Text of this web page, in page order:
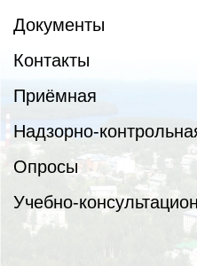
Документы
Контакты
Приёмная
Надзорно-
Опросы
Учебно-